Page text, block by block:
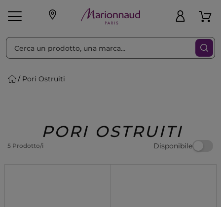
Make-up
Regalo
Pori Ostruiti
PORI OSTRUITI
5 Prodotto/i Disponibile
Ordina per Filtra